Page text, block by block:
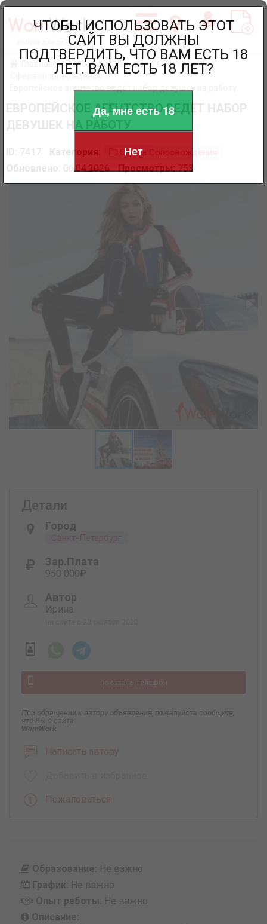
работа для девушек
Главная
Работа для девушек в СПб
Сфера сопровождения
ЕВРОПЕЙСКОЕ АГЕНТСТВО ВЕДЁТ НАБОР
ID: 7417 Категория: Сфера Сопровождения
Обновлено: 06.04.2026 Просмотры:753
Детали
Город
Санкт-Петербург
Зар.плата
950 000₽
Автор
Ирина
показать телефон
При обращении к автору объявления, пожалуйста сообщите,
что Вы с сайта
WomWork
Написать автору
Пожаловаться
Образование: Не важно
График: Не важно
Опыт работы: Не важно
Описание:
ЧТОБЫ ИСПОЛЬЗОВАТЬ ЭТОТ
САЙТ ВЫ ДОЛЖНЫ
ПОДТВЕРДИТЬ, ЧТО ВАМ ЕСТЬ 18
ЛЕТ. ВАМ ЕСТЬ 18 ЛЕТ?
Да, мне есть 18
Нет